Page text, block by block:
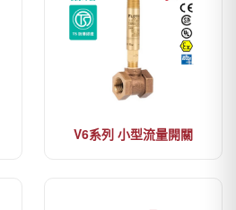
V6系列 小型流量開關